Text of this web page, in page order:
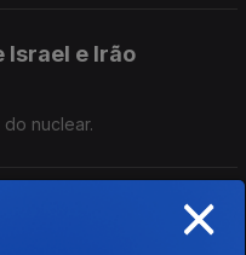
Israel e Irão
nuclear.
de Kafka ×